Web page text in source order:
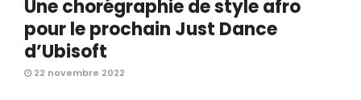
Une chorégraphie de style afro
pour le prochain Just Dance
d’Ubisoft
22 novembre 2022